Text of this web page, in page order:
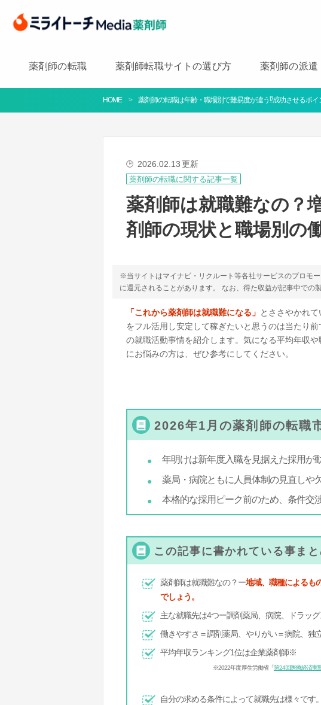
薬剤師の転職 薬剤師転職サイトの選び方 薬剤師の派遣
HOME 薬剤師の転職は年齢・職場別で難易度が違う⁉成功させるポイ
🕒 2026.02.13更新
薬剤師の転職に関する記事一覧
薬剤師は就職難なの？
剤師の現状と職場別の
※当サイトはマイナビ・リクルート等各社サービスのプロモ
に還元されることがあります。 なお、得た収益が記事中での
「これから薬剤師は就職難になる」 とささやかれ
をフル活用し安定して稼ぎたいと思うのは当たり
の就職活動事情を紹介します。気になる平均年収
にお悩みの方は、ぜひ参考にしてください。
2026年1月の薬剤師の転職
年明けは新年度入職を見据えた採用が
薬局・病院ともに人員体制の見直しや
本格的な採用ピーク前のため、条件交
この記事に書かれている事まと
薬剤師は就職難なの？ー地域、職種によるも
でしょう。
主な就職先は4つー調剤薬局、病院、ドラッ
働きやすさ＝調剤薬局、やりがい＝病院、独
平均年収ランキング1位は企業薬剤師※
※2022年度 厚生労働省「第24回医療経済実
自分の求める条件によって就職先は様々です